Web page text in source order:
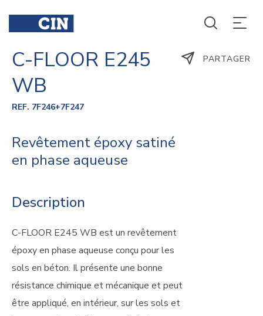
C-FLOOR E245
WB
REF. 7F246+7F247
Revêtement époxy satiné
en phase aqueuse
Description
C-FLOOR E245 WB est un revêtement
époxy en phase aqueuse conçu pour les
sols en béton. Il présente une bonne
résistance chimique et mécanique et peut
être appliqué, en intérieur, sur les sols et
PARTAGER